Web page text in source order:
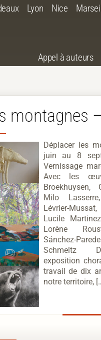
Lyon Nice
Appel à auteurs
montagnes
Déplacer les
juin au 8
Vernissage
Avec les
Broekhuysen,
Milo
Lévrier-
Lucile
Lorène
Sánchez-
Schmeltz
exposition
travail de dix
notre territoire,